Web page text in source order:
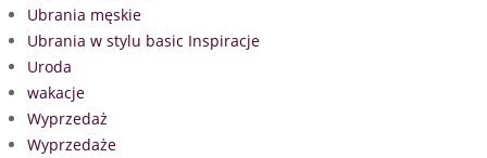
Ubrania męskie
Ubrania w stylu basic Inspiracje
Uroda
wakacje
Wyprzedaż
Wyprzedaże